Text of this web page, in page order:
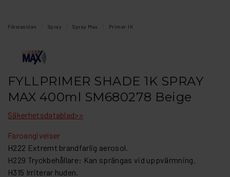
Förstasidan Spray Spray Max Primer 1K
FYLLPRIMER SHADE 1K SPRAY
MAX 400ml SM680278 Beige
Säkerhetsdatablad>>
Faroangivelser
H222 Extremt brandfarlig aerosol.
H229 Tryckbehållare: Kan sprängas vid uppvärmning.
H315 Irriterar huden.